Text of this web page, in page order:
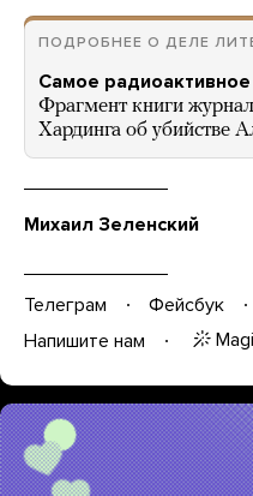
ПОДРОБНЕЕ О ДЕЛЕ
Самое
Фрагмент книги
Хардинга об убийстве
Михаил Зеленский
Телеграм Фейсбук
Напишите нам